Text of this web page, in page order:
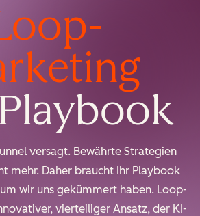
versagt. Bewährte Strategien
mehr. Daher braucht Ihr Playbook
wir uns gekümmert haben. Loop-
vierteiliger Ansatz, der KI-